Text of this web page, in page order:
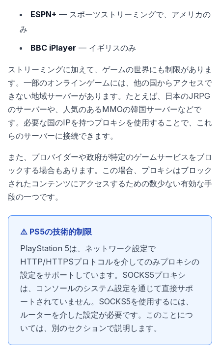
ESPN+ — スポーツストリーミングで、アメリカの
み
BBC iPlayer — イギリスのみ
ストリーミングに加えて、ゲームの世界にも制限がありま
す。一部のオンラインゲームには、他の国からアクセスで
きない地域サーバーがあります。たとえば、日本のJRPG
のサーバーや、人気のあるMMOの韓国サーバーなどで
す。必要な国のIPを持つプロキシを使用することで、これ
らのサーバーに接続できます。
また、プロバイダーや政府が特定のゲームサービスをブロ
ックする場合もあります。この場合、プロキシはブロック
されたコンテンツにアクセスするための数少ない有効な手
段の一つです。
⚠️ PS5の技術的制限
PlayStation 5は、ネットワーク設定で
HTTP/HTTPSプロトコルを介してのみプロキシの
設定をサポートしています。SOCKS5プロキシ
は、コンソールのシステム設定を通じて直接サポ
ートされていません。SOCKS5を使用するには、
ルーターを介した設定が必要です。このことにつ
いては、別のセクションで説明します。